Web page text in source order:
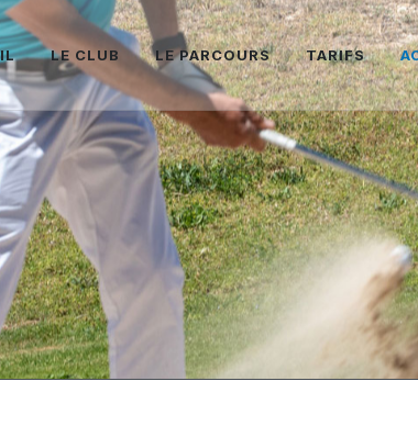
LE CLUB LE PARCOURS TARIFS